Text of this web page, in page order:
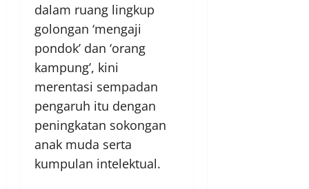
dalam ruang lingkup
golongan ‘mengaji
pondok’ dan ‘orang
kampung’, kini
merentasi sempadan
pengaruh itu dengan
peningkatan sokongan
anak muda serta
kumpulan intelektual.